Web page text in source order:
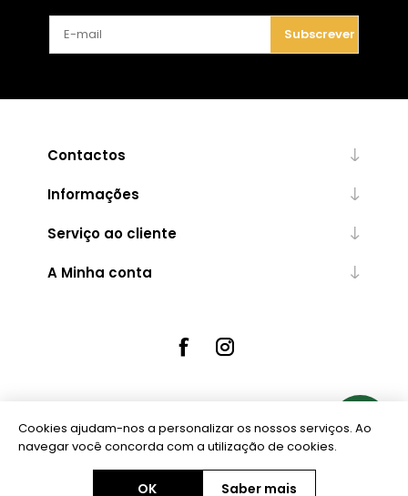
Subscrever
Contactos
Informações
Serviço ao cliente
A Minha conta
Powered bynopCommerce
Copyright © 2026 Ourivesaria Central. Todos os direitos reservados.
Cookies ajudam-nos a personalizar os nossos serviços. Ao
navegar você concorda com a utilização de cookies.
OK Saber mais